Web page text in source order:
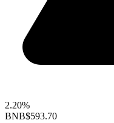
2.20%
BNB$593.70